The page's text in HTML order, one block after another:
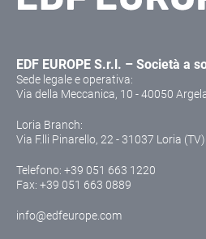
EDF EUROPE S.r.l. – Società a
Sede legale e operativa:
Via della Meccanica, 10 - 40050
Loria Branch:
Via F.lli Pinarello, 22 - 31037 Loria
Telefono: +39 051 663 1220
Fax: +39 051 663 0889
info@edfeurope.com